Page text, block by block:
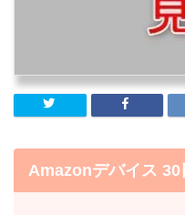
Amazonデバイス